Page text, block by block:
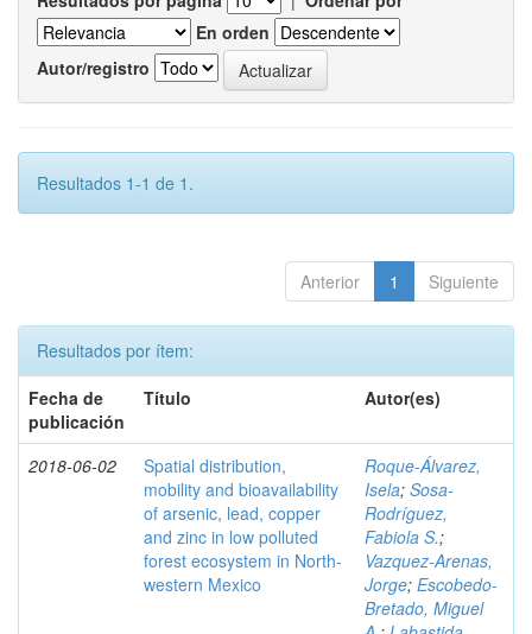
En orden
Autor/registro
Resultados 1-1 de 1.
Anterior 1 Siguiente
Resultados por ítem:
Fecha de
publicación
Título Autor(es)
2018-06-02
Spatial distribution,
mobility and bioavailability
of arsenic, lead, copper
and zinc in low polluted
forest ecosystem in North-
western Mexico
Roque-Álvarez,
Isela; Sosa-
Rodríguez,
Fabiola S.;
Vazquez-Arenas,
Jorge; Escobedo-
Bretado, Miguel